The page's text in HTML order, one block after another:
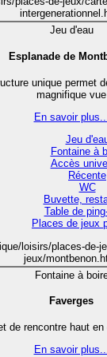
Jeu d'eau
Esplanade de
unique permet
magnifique vue
En savoir plus...
Jeu
Fontaine à
Accès
Récente
WC
Buvette,
Table de
Places de jeux
loisirs/places-de-
jeux/
Fontaine à
Faverges
de rencontre haut
En savoir